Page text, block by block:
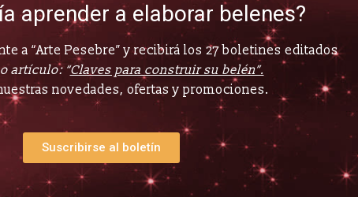
aprender a elaborar belenes?
a “Arte Pesebre” y recibirá los 27 boletines editados
artículo: “Claves para construir su belén”.
novedades, ofertas y promociones.
Suscribirse al boletín